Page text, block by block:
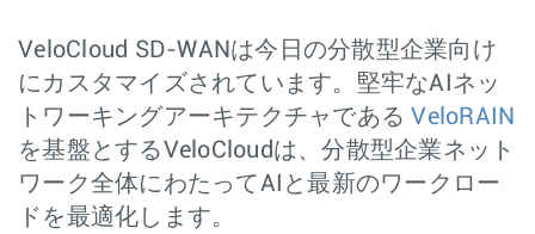
VeloCloud SD-WANは今日の分散型企業向け
にカスタマイズされています。堅牢なAIネッ
トワーキングアーキテクチャである VeloRAIN
を基盤とするVeloCloudは、分散型企業ネット
ワーク全体にわたってAIと最新のワークロー
ドを最適化します。